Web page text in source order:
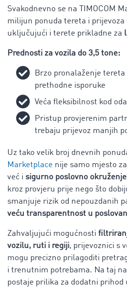
Svakodnevno se na TIMOCOM
milijun ponuda tereta i prijevoza
uključujući i terete prikladne za
Prednosti za vozila do 3,5 tone:
Brzo pronalaženje
prethodne isporuke
Veća fleksibilnost kod
Pristup provjerenim
trebaju prijevoz manjih
Uz tako velik broj dnevnih
Marketplace nije samo mjesto
već i sigurno poslovno okruženje
kroz provjeru prije nego što
smanjuje rizik od nepouzdanih
veću transparentnost u
Zahvaljujući mogućnosti
vozilu, ruti i regiji, prijevoznici s
mogu precizno prilagoditi
i trenutnim potrebama. Na taj
postaje prilika za dodatni prihod